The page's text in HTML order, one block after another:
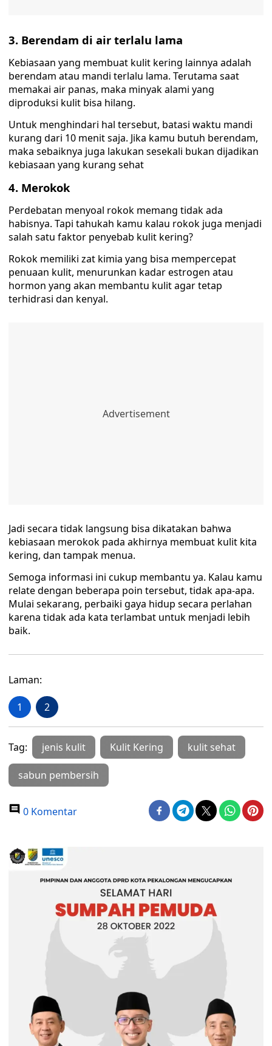
3. Berendam di air terlalu lama
Kebiasaan yang membuat kulit kering lainnya adalah
berendam atau mandi terlalu lama. Terutama saat
memakai air panas, maka minyak alami yang
diproduksi kulit bisa hilang.
Untuk menghindari hal tersebut, batasi waktu mandi
kurang dari 10 menit saja. Jika kamu butuh berendam,
maka sebaiknya juga lakukan sesekali bukan dijadikan
kebiasaan yang kurang sehat
4. Merokok
Perdebatan menyoal rokok memang tidak ada
habisnya. Tapi tahukah kamu kalau rokok juga menjadi
salah satu faktor penyebab kulit kering?
Rokok memiliki zat kimia yang bisa mempercepat
penuaan kulit, menurunkan kadar estrogen atau
hormon yang akan membantu kulit agar tetap
terhidrasi dan kenyal.
Jadi secara tidak langsung bisa dikatakan bahwa
kebiasaan merokok pada akhirnya membuat kulit kita
kering, dan tampak menua.
Semoga informasi ini cukup membantu ya. Kalau kamu
relate dengan beberapa poin tersebut, tidak apa-apa.
Mulai sekarang, perbaiki gaya hidup secara perlahan
karena tidak ada kata terlambat untuk menjadi lebih
baik.
Laman:
1 2
Tag: jenis kulit Kulit Kering kulit sehat
sabun pembersih
0 Komentar